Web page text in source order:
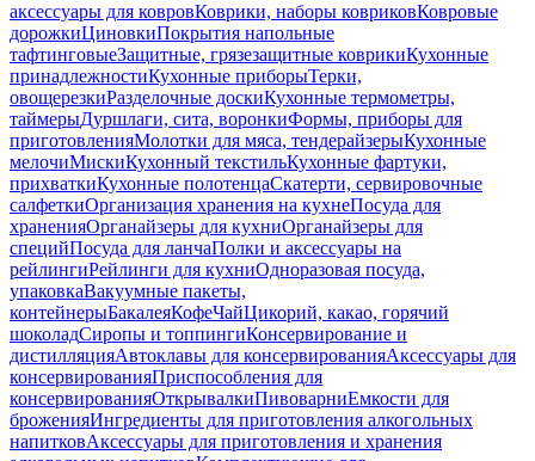
аксессуары для ковровКоврики, наборы ковриковКовровые
дорожкиЦиновкиПокрытия напольные
тафтинговыеЗащитные, грязезащитные коврикиКухонные
принадлежностиКухонные приборыТерки,
овощерезкиРазделочные доскиКухонные термометры,
таймерыДуршлаги, сита, воронкиФормы, приборы для
приготовленияМолотки для мяса, тендерайзерыКухонные
мелочиМискиКухонный текстильКухонные фартуки,
прихваткиКухонные полотенцаСкатерти, сервировочные
салфеткиОрганизация хранения на кухнеПосуда для
храненияОрганайзеры для кухниОрганайзеры для
специйПосуда для ланчаПолки и аксессуары на
рейлингиРейлинги для кухниОдноразовая посуда,
упаковкаВакуумные пакеты,
контейнерыБакалеяКофеЧайЦикорий, какао, горячий
шоколадСиропы и топпингиКонсервирование и
дистилляцияАвтоклавы для консервированияАксессуары для
консервированияПриспособления для
консервированияОткрывалкиПивоварниЕмкости для
броженияИнгредиенты для приготовления алкогольных
напитковАксессуары для приготовления и хранения